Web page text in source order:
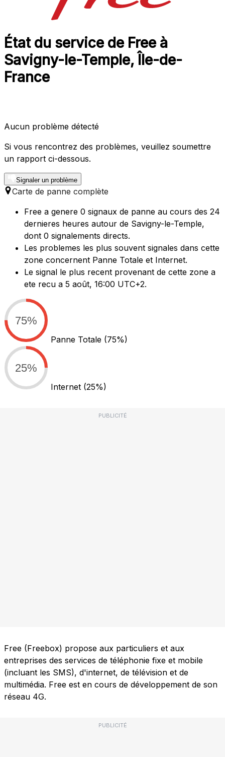
État du service de Free à
Savigny-le-Temple, Île-de-
France
Aucun problème détecté
Si vous rencontrez des problèmes, veuillez soumettre
un rapport ci-dessous.
Signaler un problème
Carte de panne complète
Free a genere 0 signaux de panne au cours des 24
dernieres heures autour de Savigny-le-Temple,
dont 0 signalements directs.
Les problemes les plus souvent signales dans cette
zone concernent Panne Totale et Internet.
Le signal le plus recent provenant de cette zone a
ete recu a 5 août, 16:00 UTC+2.
75%
Panne Totale (75%)
25%
Internet (25%)
PUBLICITÉ
Free (Freebox) propose aux particuliers et aux
entreprises des services de téléphonie fixe et mobile
(incluant les SMS), d'internet, de télévision et de
multimédia. Free est en cours de développement de son
réseau 4G.
PUBLICITÉ